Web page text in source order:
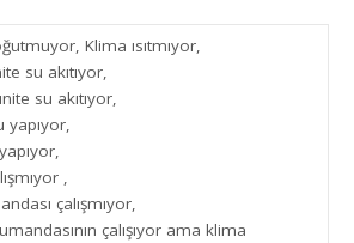
Klima ısıtmıyor,
su akıtıyor,
su akıtıyor,
,
çalışmıyor,
çalışıyor ama klima